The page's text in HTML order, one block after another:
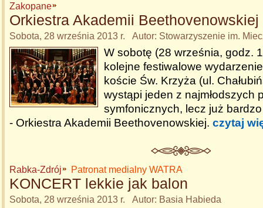
Zakopane
Orkiestra Akademii Beethovenowskiej
Sobota, 28 września 2013 r. Autor: Stowarzyszenie im.
W sobotę (28 września, godz.
kolejne festiwalowe
koście Św. Krzyża (ul.
wystąpi jeden z najmłodszych
symfonicznych, lecz już
- Orkiestra Akademii Beethovenowskiej. czytaj
Rabka-Zdrój Patronat medialny WATRA
KONCERT lekkie jak balon
Sobota, 28 września 2013 r. Autor: Basia Habieda